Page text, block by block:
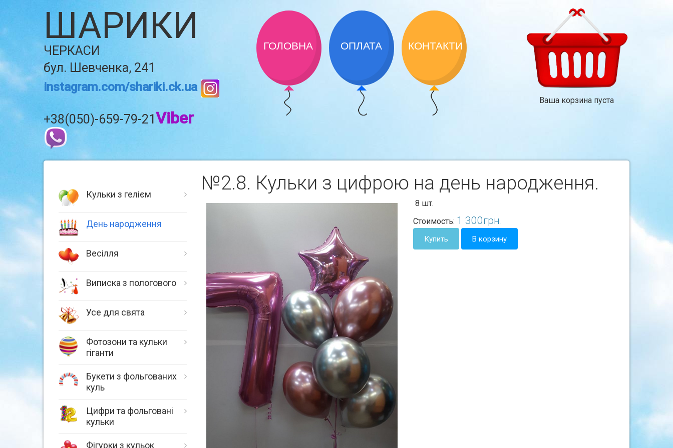
ШАРИКИ
ЧЕРКАСИ
бул. Шевченка, 241
instagram.com/shariki.ck.ua
+38(050)-659-79-21Viber
ГОЛОВНА ОПЛАТА КОНТАКТИ
Ваша корзина пуста
Кульки з гелієм
День народження
Весілля
Виписка з пологового
Усе для свята
Фотозони та кульки
гіганти
Букети з фольгованих
куль
Цифри та фольговані
кульки
Фігурки з кульок
№2.8. Кульки з цифрою на день народження.
8 шт.
Стоимость: 1 300грн.
Купить В корзину